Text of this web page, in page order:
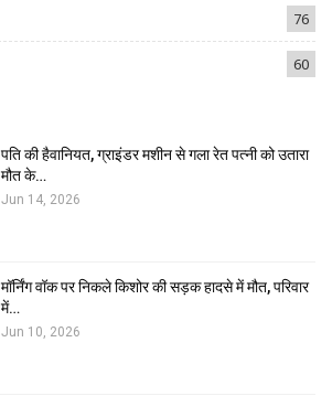
76
60
पति की हैवानियत, ग्राइंडर मशीन से गला रेत पत्नी को उतारा
मौत के…
Jun 14, 2026
मॉर्निंग वॉक पर निकले किशोर की सड़क हादसे में मौत, परिवार
में…
Jun 10, 2026